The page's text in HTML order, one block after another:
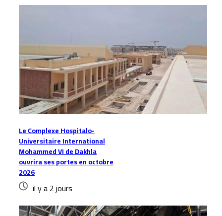
Le Complexe Hospitalo-
Universitaire International
Mohammed VI de Dakhla
ouvrira ses portes en octobre
2026
il y a 2 jours